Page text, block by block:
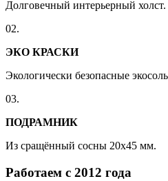
Долговечный интерьерный холст.
02.
ЭКО КРАСКИ
Экологически безопасные
03.
ПОДРАМНИК
Из сращённый сосны 20x45 мм.
Работаем с 2012 года